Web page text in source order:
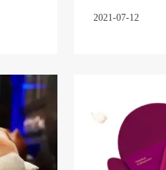
州的Spaceport
2021-07-12